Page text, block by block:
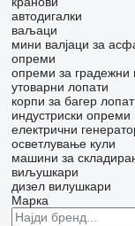
автодигалки
ваљаци
мини валјаци за
опреми
опреми за
утоварни лопати
корпи за багер
индустриски опреми
електрични
осветлување кули
машини за
виљушкари
дизел вилушкари
Марка